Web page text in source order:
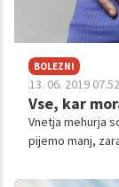
BOLEZNI
13. 06. 2019 07.52
Vse, kar
Vnetja mehurja
pijemo manj,
tudi, če ženske